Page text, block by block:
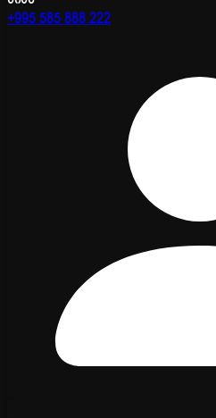
+995 585 888 222